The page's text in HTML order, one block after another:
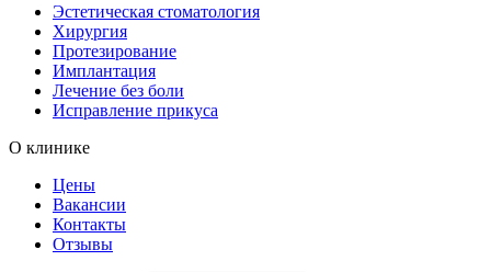
Эстетическая стоматология
Хирургия
Протезирование
Имплантация
Лечение без боли
Исправление прикуса
О клинике
Цены
Вакансии
Контакты
Отзывы